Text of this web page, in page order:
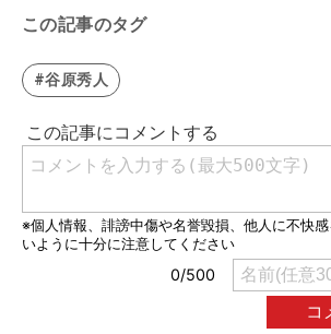
この記事のタグ
#谷原秀人